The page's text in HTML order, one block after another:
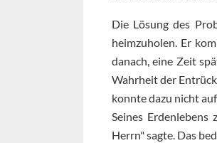
Die Lösung des
heimzuholen. Er
danach, eine Zeit
Wahrheit der
konnte dazu nicht
Seines
Herrn" sagte. Das